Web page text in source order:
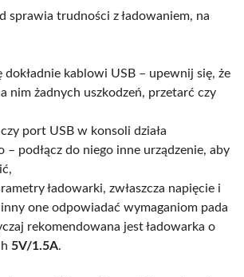
sprawia trudności z ładowaniem, na
dokładnie kablowi USB – upewnij się, że
nim żadnych uszkodzeń, przetarć czy
port USB w konsoli działa
– podłącz do niego inne urządzenie, aby
ładowarki, zwłaszcza napięcie i
one odpowiadać wymaganiom pada
rekomendowana jest ładowarka o
5V/1.5A.